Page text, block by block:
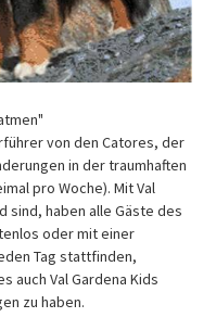
von den Catores, der
in der traumhaften
pro Woche). Mit Val
sind, haben alle Gäste des
oder mit einer
Tag stattfinden,
auch Val Gardena Kids
zu haben.